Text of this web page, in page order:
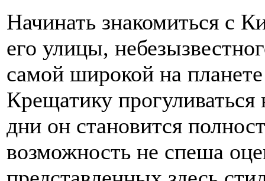
Начинать знакомиться с
его улицы,
самой широкой на
Крещатику прогуливаться
дни он становится
возможность не спеша